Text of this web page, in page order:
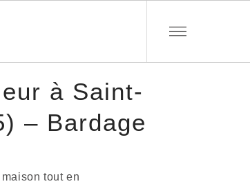
à Saint-
– Bardage
tout en